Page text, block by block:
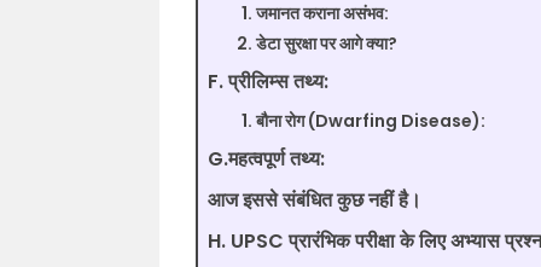
जमानत कराना असंभव:
डेटा सुरक्षा पर आगे क्या?
F. प्रीलिम्स तथ्य:
बौना रोग (Dwarfing Disease):
G.महत्वपूर्ण तथ्य:
आज इससे संबंधित कुछ नहीं है।
H. UPSC प्रारंभिक परीक्षा के लिए अभ्यास